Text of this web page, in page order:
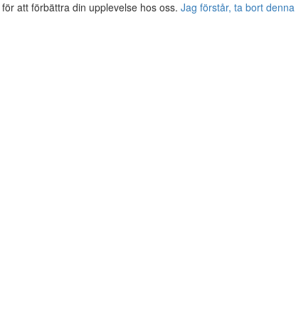
för att förbättra din upplevelse hos oss. Jag förstår, ta bort